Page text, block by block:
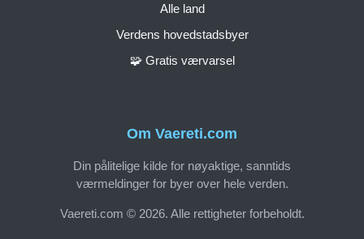
Om Vaereti.com
Din pålitelige kilde for nøyaktige, sanntids
værmeldinger for byer over hele verden.
Vaereti.com © 2026. Alle rettigheter forbeholdt.
Alle land
Verdens hovedstadsbyer
🧩 Gratis værvarsel